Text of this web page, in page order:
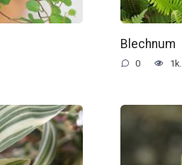
Blechnum
0 1k.